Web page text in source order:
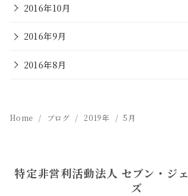
2016年10月
2016年9月
2016年8月
Home ブログ 2019年 5月
特定非営利活動法人 セブン・ジ
ズ